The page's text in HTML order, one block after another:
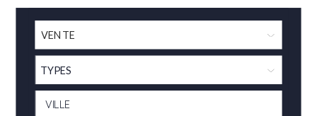
TYPES